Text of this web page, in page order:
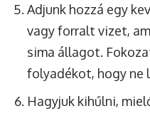
Adjunk hozzá egy
vagy forralt vizet,
sima állagot.
folyadékot, hogy ne
Hagyjuk kihűlni,